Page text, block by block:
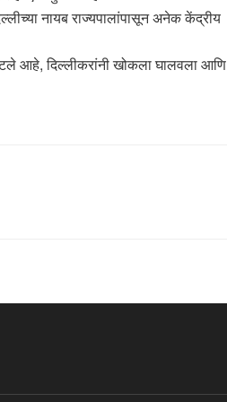
नायब राज्यपालांपासून अनेक केंद्रीय
आहे, दिल्लीकरांनी खोकला घालवला आणि